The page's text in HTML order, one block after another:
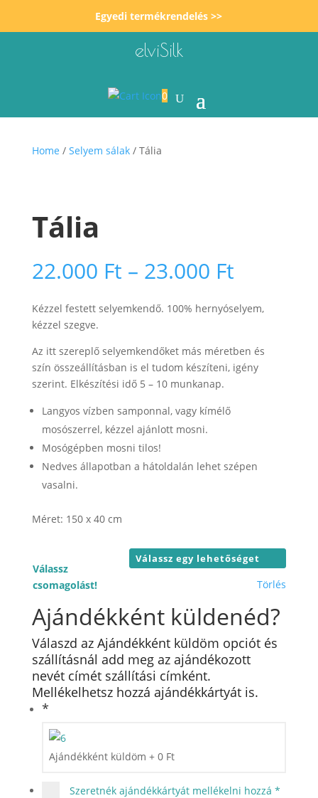
Egyedi termékrendelés >>
elviSilk
0
Home / Selyem sálak/ Tália
Tália
22.000 Ft – 23.000 Ft
22.000
-
23.000
Kézzel festett selyemkendő. 100% hernyóselyem,
kézzel szegve.
Az itt szereplő selyemkendőket más méretben és
szín összeállításban is el tudom készíteni, igény
szerint. Elkészítési idő 5 – 10 munkanap.
Langyos vízben samponnal, vagy kímélő
mosószerrel, kézzel ajánlott mosni.
Mosógépben mosni tilos!
Nedves állapotban a hátoldalán lehet szépen
vasalni.
Méret: 150 x 40 cm
Válassz
csomagolást!
Törlés
Ajándékként küldenéd?
Válaszd az Ajándékként küldöm opciót és
szállításnál add meg az ajándékozott
nevét címét szállítási címként.
Mellékelhetsz hozzá ajándékkártyát is.
*
Ajándékként küldöm + 0 Ft
Szeretnék ajándékkártyát mellékelni hozzá *